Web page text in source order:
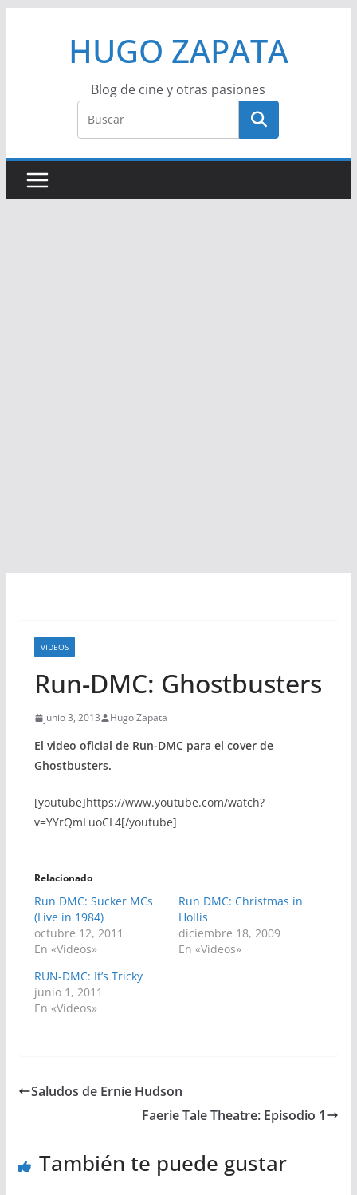
HUGO ZAPATA
Blog de cine y otras pasiones
VIDEOS
Run-DMC: Ghostbusters
junio 3, 2013 Hugo Zapata
El video oficial de Run-DMC para el cover de
Ghostbusters.
[youtube]https://www.youtube.com/watch?
v=YYrQmLuoCL4[/youtube]
Relacionado
Run DMC: Sucker MCs
(Live in 1984)
octubre 12, 2011
En «Videos»
Run DMC: Christmas in
Hollis
diciembre 18, 2009
En «Videos»
RUN-DMC: It’s Tricky
junio 1, 2011
En «Videos»
Saludos de Ernie Hudson
Faerie Tale Theatre: Episodio 1
También te puede gustar